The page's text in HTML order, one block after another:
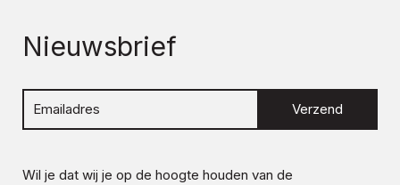
Nieuwsbrief
Verzend
Wil je dat wij je op de hoogte houden van de